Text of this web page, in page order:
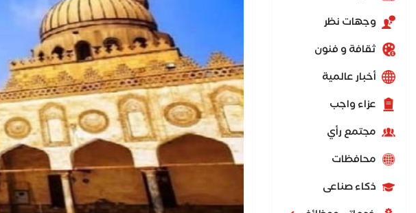
وجهات نظر
ثقافة و فنون
أخبار عالمية
عزاء واجب
مجتمع رأي
محافظات
ذكاء صناعى